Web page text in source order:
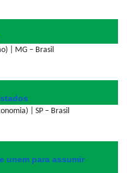
| MG – Brasil
| SP – Brasil
unem para assumir